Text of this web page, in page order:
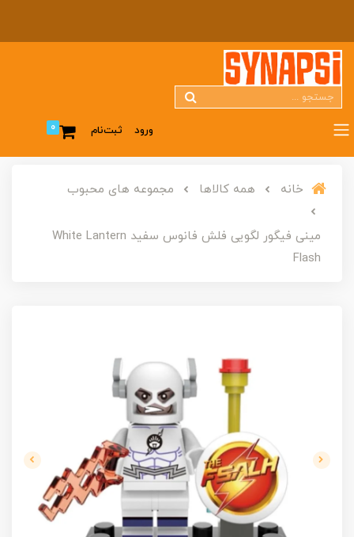
ورود ثبت‌نام 0
خانه همه کالاها مجموعه های محبوب
مینی فیگور لگویی فلش فانوس سفید White Lantern
Flash